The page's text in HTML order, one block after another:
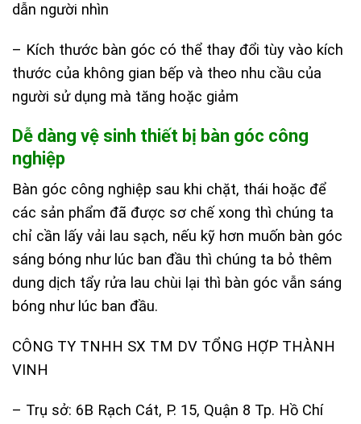
dẫn người nhìn
– Kích thước bàn góc có thể thay đổi tùy vào kích
thước của không gian bếp và theo nhu cầu của
người sử dụng mà tăng hoặc giảm
Dễ dàng vệ sinh thiết bị bàn góc công
nghiệp
Bàn góc công nghiệp sau khi chặt, thái hoặc để
các sản phẩm đã được sơ chế xong thì chúng ta
chỉ cần lấy vải lau sạch, nếu kỹ hơn muốn bàn góc
sáng bóng như lúc ban đầu thì chúng ta bỏ thêm
dung dịch tẩy rửa lau chùi lại thì bàn góc vẫn sáng
bóng như lúc ban đầu.
CÔNG TY TNHH SX TM DV TỔNG HỢP THÀNH
VINH
– Trụ sở: 6B Rạch Cát, P. 15, Quận 8 Tp. Hồ Chí